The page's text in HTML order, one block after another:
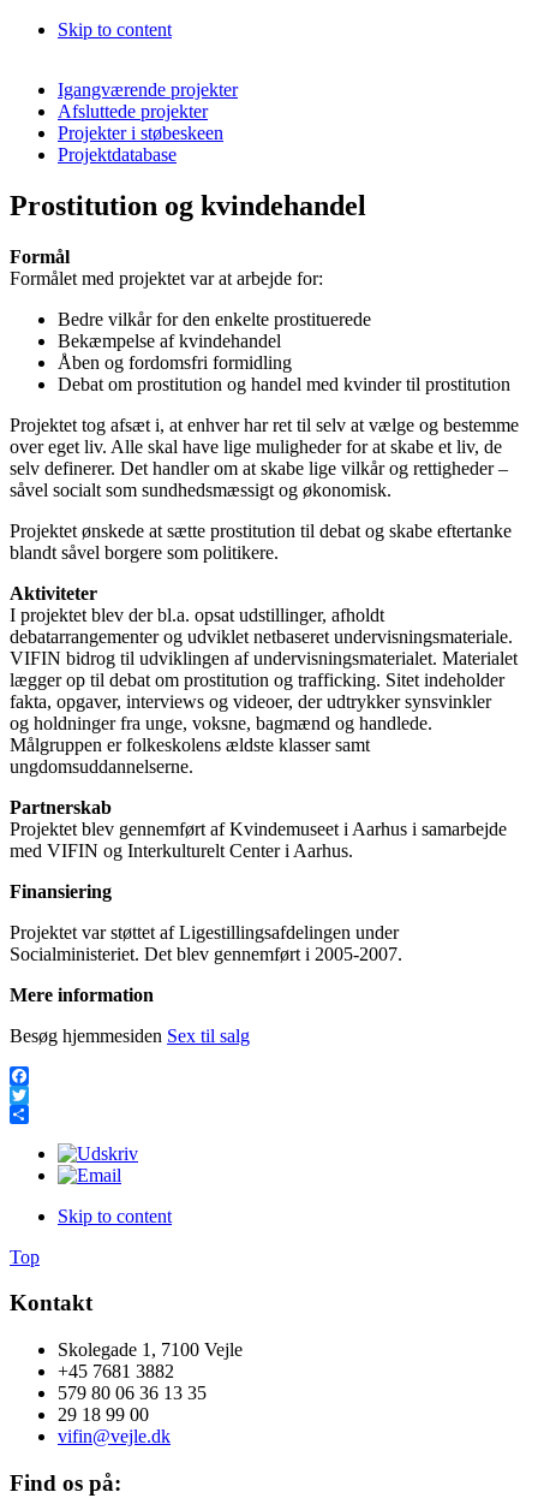
Skip to content
Igangværende projekter
Afsluttede projekter
Projekter i støbeskeen
Projektdatabase
Prostitution og kvindehandel
Formål
Formålet med projektet var at arbejde for:
Bedre vilkår for den enkelte prostituerede
Bekæmpelse af kvindehandel
Åben og fordomsfri formidling
Debat om prostitution og handel med kvinder til prostitution
Projektet tog afsæt i, at enhver har ret til selv at vælge og bestemme
over eget liv. Alle skal have lige muligheder for at skabe et liv, de
selv definerer. Det handler om at skabe lige vilkår og rettigheder –
såvel socialt som sundhedsmæssigt og økonomisk.
Projektet ønskede at sætte prostitution til debat og skabe eftertanke
blandt såvel borgere som politikere.
Aktiviteter
I projektet blev der bl.a. opsat udstillinger, afholdt
debatarrangementer og udviklet netbaseret undervisningsmateriale.
VIFIN bidrog til udviklingen af undervisningsmaterialet. Materialet
lægger op til debat om prostitution og trafficking. Sitet indeholder
fakta, opgaver, interviews og videoer, der udtrykker synsvinkler
og holdninger fra unge, voksne, bagmænd og handlede.
Målgruppen er folkeskolens ældste klasser samt
ungdomsuddannelserne.
Partnerskab
Projektet blev gennemført af Kvindemuseet i Aarhus i samarbejde
med VIFIN og Interkulturelt Center i Aarhus.
Finansiering
Projektet var støttet af Ligestillingsafdelingen under
Socialministeriet. Det blev gennemført i 2005-2007.
Mere information
Besøg hjemmesiden Sex til salg
Facebook
Twitter
Skip to content
Top
Kontakt
Skolegade 1, 7100 Vejle
+45 7681 3882
579 80 06 36 13 35
29 18 99 00
vifin@vejle.dk
Find os på: